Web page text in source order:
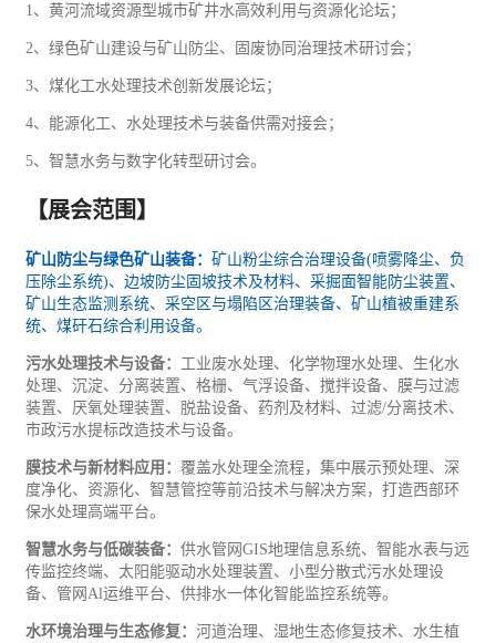
1 、黄河流域资源型城市矿井水高效利用与资源化论坛；
2、绿色矿山建设与矿山防尘、固废协同治理技术研讨会；
3、煤化工水处理技术创新发展论坛；
4、能源化工、水处理技术与装备供需对接会；
5、智慧水务与数字化转型研讨会。
【展会范围】
矿山防尘与绿色矿山装备： 矿山粉尘综合治理设备(喷雾降尘、负
压除尘系统)、边坡防尘固坡技术及材料、采掘面智能防尘装置、
矿山生态监测系统、采空区与塌陷区治理装备、矿山植被重建系
统、煤矸石综合利用设备。
污水处理技术与设备： 工业废水处理、化学物理水处理、生化水
处理、沉淀、分离装置、格栅、气浮设备、搅拌设备、膜与过滤
装置、厌氧处理装置、脱盐设备、药剂及材料、过滤/分离技术、
市政污水提标改造技术与设备。
膜技术与新材料应用： 覆盖水处理全流程，集中展示预处理、深
度净化、资源化、智慧管控等前沿技术与解决方案，打造西部环
保水处理高端平台。
智慧水务与低碳装备： 供水管网 GIS地理信息系统、智能水表与远
传监控终端、太阳能驱动水处理装置、小型分散式污水处理设
备、管网 Al运维平台、供排水一体化智能监控系统等。
水环境治理与生态修复： 河道治理、湿地生态修复技术、水生植